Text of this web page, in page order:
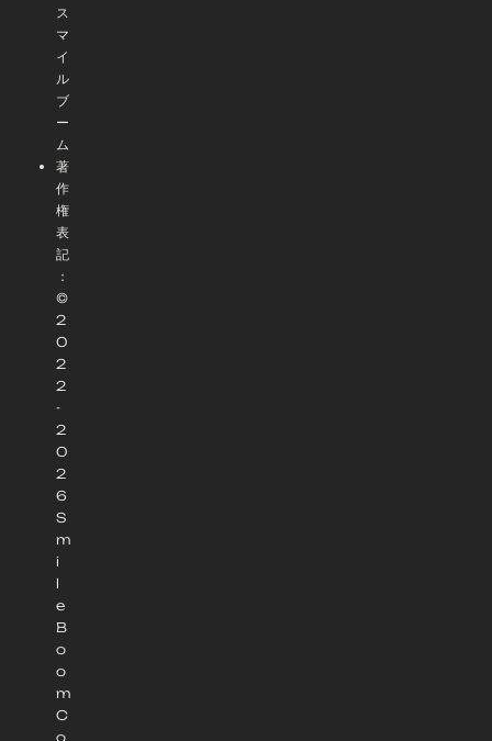
ス
マ
イ
ル
ブ
ー
ム
著
作
権
表
記
：
©
2
0
2
2
-
2
0
2
6
S
m
i
l
e
B
o
o
m
C
o